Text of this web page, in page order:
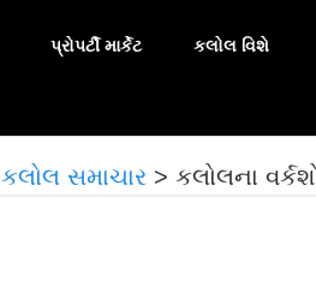
પ્રોપર્ટી માર્કેટ કલોલ વિશે
કલોલ સમાચાર > કલોલના